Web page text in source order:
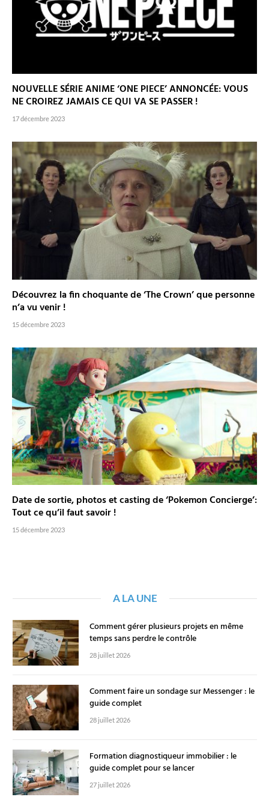
NOUVELLE SÉRIE ANIME ‘ONE PIECE’ ANNONCÉE: VOUS
NE CROIREZ JAMAIS CE QUI VA SE PASSER !
17 décembre 2023
Découvrez la fin choquante de ‘The Crown’ que personne
n’a vu venir !
15 décembre 2023
Date de sortie, photos et casting de ‘Pokemon Concierge’:
Tout ce qu’il faut savoir !
15 décembre 2023
A LA UNE
Comment gérer plusieurs projets en même
temps sans perdre le contrôle
28 juillet 2026
Comment faire un sondage sur Messenger : le
guide complet
28 juillet 2026
Formation diagnostiqueur immobilier : le
guide complet pour se lancer
27 juillet 2026